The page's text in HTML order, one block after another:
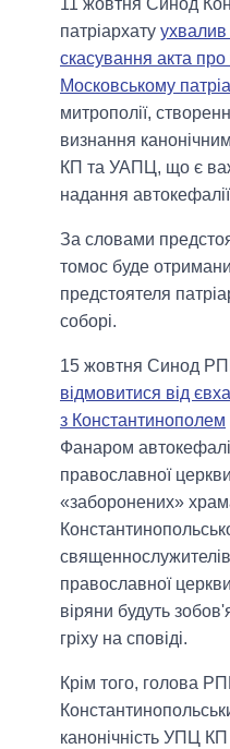
11 жовтня Синод
патріархату ухвалив
скасування акта
Московському
митрополії,
визнання
КП та УАПЦ, що є
надання автокефалії
За словами
томос буде
предстоятеля
соборі.
15 жовтня Синод
відмовитися від
з Константинополем
Фанаром
православної
«заборонених»
священнослужителів
православної
віряни будуть
гріху на сповіді.
Крім того, голова
канонічність УПЦ